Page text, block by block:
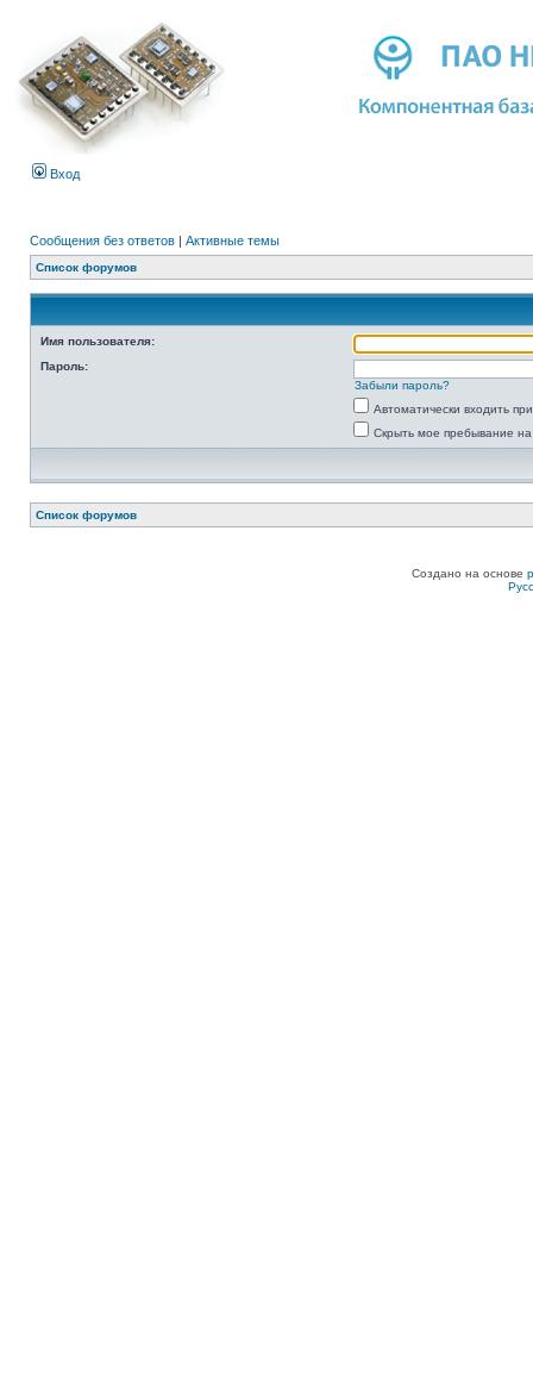
Вход
Сообщения без ответов | Активные темы
Список форумов
Имя пользователя:
Пароль:
Забыли пароль?
Автоматически входить
Скрыть мое пребывание
Список форумов
Создано на основе